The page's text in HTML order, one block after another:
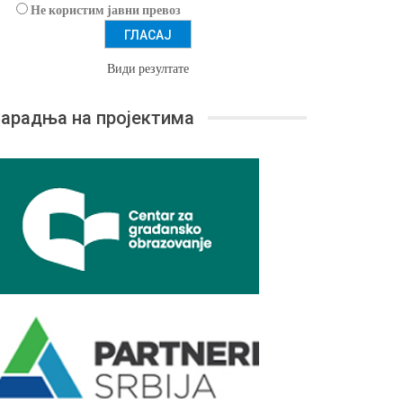
Не користим јавни превоз
Види резултате
на пројектима